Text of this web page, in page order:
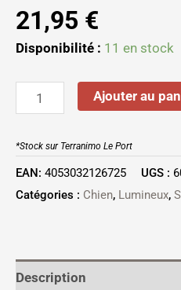
21,95 €
Disponibilité : 11 en stock
Ajouter au
*Stock sur Terranimo Le Port
EAN: 4053032126725 UGS :
Catégories : Chien, Lumineux,
Description